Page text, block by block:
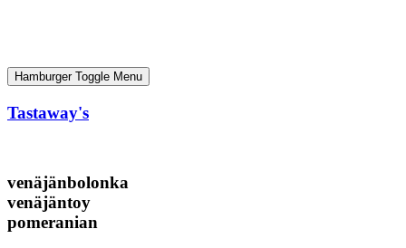
Hamburger Toggle Menu
Tastaway's
venäjänbolonka
venäjäntoy
pomeranian